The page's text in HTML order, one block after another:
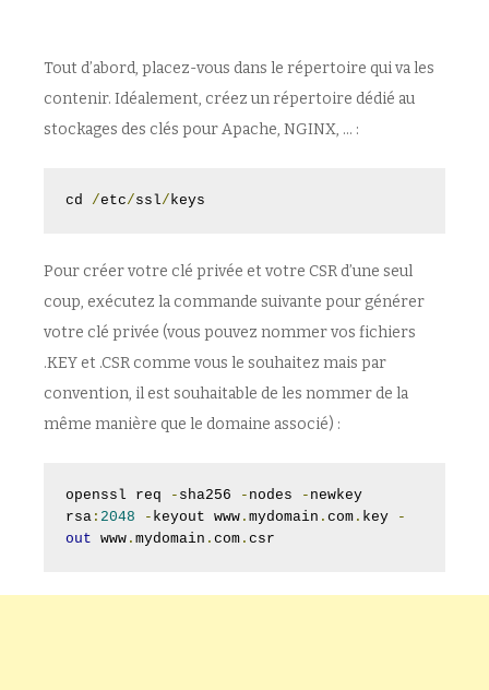
Tout d’abord, placez-vous dans le répertoire qui va les
contenir. Idéalement, créez un répertoire dédié au
stockages des clés pour Apache, NGINX, … :
cd /etc/ssl/keys
Pour créer votre clé privée et votre CSR d’une seul
coup, exécutez la commande suivante pour générer
votre clé privée (vous pouvez nommer vos fichiers
.KEY et .CSR comme vous le souhaitez mais par
convention, il est souhaitable de les nommer de la
même manière que le domaine associé) :
openssl req - sha256 - nodes - newkey
rsa : 2048 - keyout www . mydomain . com . key
-
out www . mydomain . com . csr